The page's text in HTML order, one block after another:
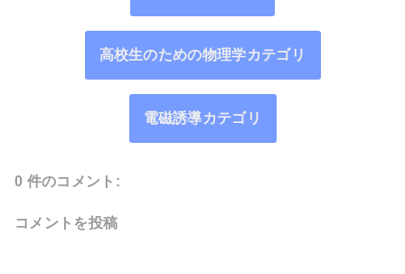
高校生のための物理学カテゴリ
電磁誘導カテゴリ
0 件のコメント:
コメントを投稿